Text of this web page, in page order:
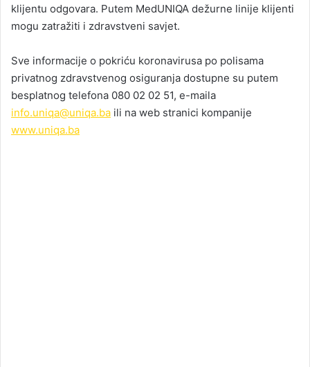
klijentu odgovara. Putem MedUNIQA dežurne linije klijenti
mogu zatražiti i zdravstveni savjet.
Sve informacije o pokriću koronavirusa po polisama
privatnog zdravstvenog osiguranja dostupne su putem
besplatnog telefona 080 02 02 51, e-maila
info.uniqa@uniqa.ba ili na web stranici kompanije
www.uniqa.ba